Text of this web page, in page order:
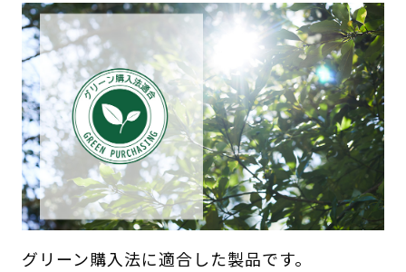
グリーン購入法に適合した製品です。